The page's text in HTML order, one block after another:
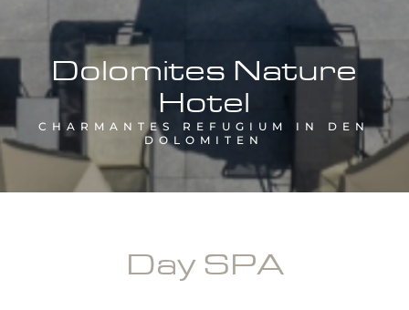
Dolomites Nature
Hotel
CHARMANTES REFUGIUM IN DEN
DOLOMITEN
Day SPA